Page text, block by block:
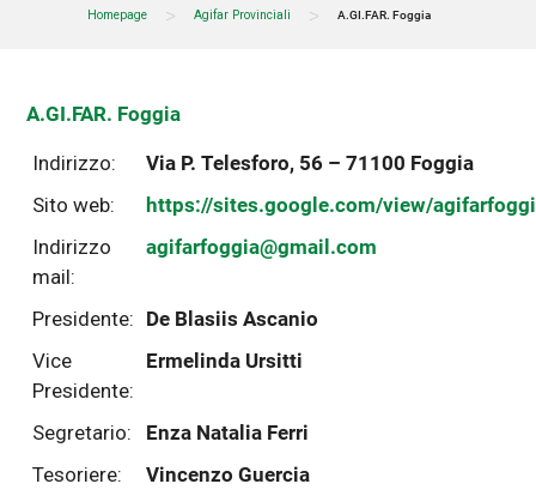
Homepage > Agifar Provinciali > A.GI.FAR. Foggia
A.GI.FAR. Foggia
Indirizzo:
Via P. Telesforo, 56 – 71100 Foggia
Sito web:
https://sites.google.com/view/
Indirizzo
mail:
agifarfoggia@gmail.com
Presidente: De Blasiis Ascanio
Vice
Presidente:
Ermelinda Ursitti
Segretario:
Enza Natalia Ferri
Tesoriere:
Vincenzo Guercia